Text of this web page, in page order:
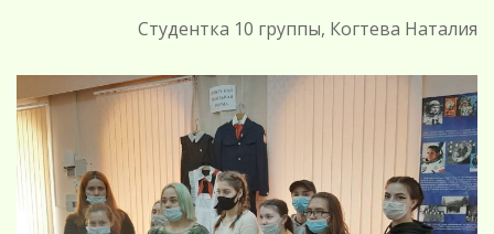
Студентка 10 группы, Когтева Наталия